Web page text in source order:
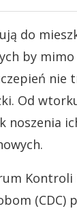
do
by
nie
Od
noszenia
Kontroli
(CDC)